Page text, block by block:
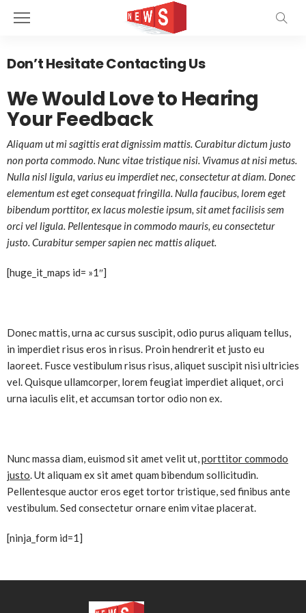
Don’t Hesitate Contacting Us
We Would Love to Hearing
Your Feedback
Aliquam ut mi sagittis erat dignissim mattis. Curabitur dictum justo
non porta commodo. Nunc vitae tristique nisi. Vivamus at nisi metus.
Nulla nisl ligula, varius eu imperdiet nec, consectetur at diam. Donec
elementum est eget consequat fringilla. Nulla faucibus, lorem eget
bibendum porttitor, ex lacus molestie ipsum, sit amet facilisis sem
orci vel ligula. Pellentesque in commodo mauris, eu consectetur
justo. Curabitur semper sapien nec mattis aliquet.
[huge_it_maps id= »1″]
Donec mattis, urna ac cursus suscipit, odio purus aliquam tellus,
in imperdiet risus eros in risus. Proin hendrerit et justo eu
laoreet. Fusce vestibulum risus risus, aliquet suscipit nisi ultricies
vel. Quisque ullamcorper, lorem feugiat imperdiet aliquet, orci
urna iaculis elit, et accumsan tortor odio non ex.
Nunc massa diam, euismod sit amet velit ut,porttitor commodo
justo. Ut aliquam ex sit amet quam bibendum sollicitudin.
Pellentesque auctor eros eget tortor tristique, sed finibus ante
vestibulum. Sed consectetur ornare enim vitae placerat.
[ninja_form id=1]